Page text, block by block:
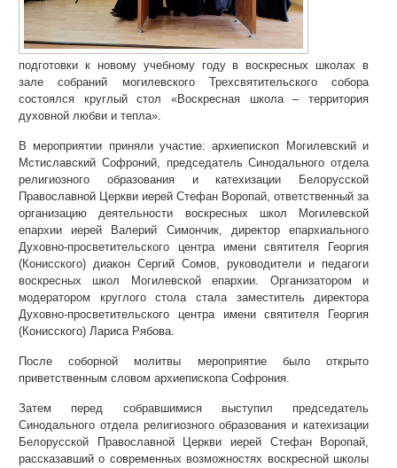
подготовки к новому учебному году в воскресных школах в
зале собраний могилевского Трехсвятительского собора
состоялся круглый стол «Воскресная школа – территория
духовной любви и тепла».
В мероприятии приняли участие: архиепископ Могилевский и
Мстиславский Софроний, председатель Синодального отдела
религиозного образования и катехизации Белорусской
Православной Церкви иерей Стефан Воропай, ответственный за
организацию деятельности воскресных школ Могилевской
епархии иерей Валерий Симончик, директор епархиального
Духовно-просветительского центра имени святителя Георгия
(Конисского) диакон Сергий Сомов, руководители и педагоги
воскресных школ Могилевской епархии. Организатором и
модератором круглого стола стала заместитель директора
Духовно-просветительского центра имени святителя Георгия
(Конисского) Лариса Рябова.
После соборной молитвы мероприятие было открыто
приветственным словом архиепископа Софрония.
Затем перед собравшимися выступил председатель
Синодального отдела религиозного образования и катехизации
Белорусской Православной Церкви иерей Стефан Воропай,
рассказавший о современных возможностях воскресной школы